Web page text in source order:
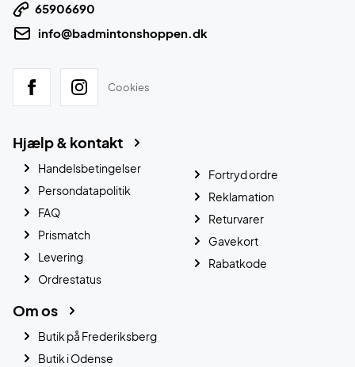
65906690
info@badmintonshoppen.dk
Cookies
Hjælp & kontakt
Handelsbetingelser
Persondatapolitik
FAQ
Prismatch
Levering
Ordrestatus
Fortryd ordre
Reklamation
Returvarer
Gavekort
Rabatkode
Om os
Butik på Frederiksberg
Butik i Odense